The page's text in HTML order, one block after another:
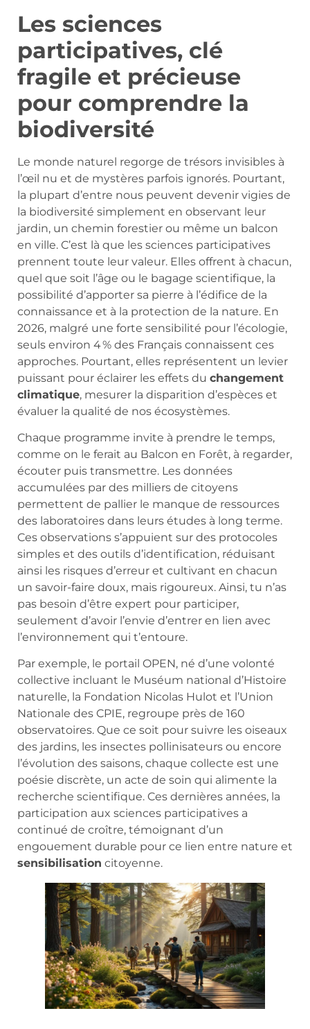
Les sciences
participatives, clé
fragile et précieuse
pour comprendre la
biodiversité
Le monde naturel regorge de trésors invisibles à
l’œil nu et de mystères parfois ignorés. Pourtant,
la plupart d’entre nous peuvent devenir vigies de
la biodiversité simplement en observant leur
jardin, un chemin forestier ou même un balcon
en ville. C’est là que les sciences participatives
prennent toute leur valeur. Elles offrent à chacun,
quel que soit l’âge ou le bagage scientifique, la
possibilité d’apporter sa pierre à l’édifice de la
connaissance et à la protection de la nature. En
2026, malgré une forte sensibilité pour l’écologie,
seuls environ 4 % des Français connaissent ces
approches. Pourtant, elles représentent un levier
puissant pour éclairer les effets du changement
climatique, mesurer la disparition d’espèces et
évaluer la qualité de nos écosystèmes.
Chaque programme invite à prendre le temps,
comme on le ferait au Balcon en Forêt, à regarder,
écouter puis transmettre. Les données
accumulées par des milliers de citoyens
permettent de pallier le manque de ressources
des laboratoires dans leurs études à long terme.
Ces observations s’appuient sur des protocoles
simples et des outils d’identification, réduisant
ainsi les risques d’erreur et cultivant en chacun
un savoir-faire doux, mais rigoureux. Ainsi, tu n’as
pas besoin d’être expert pour participer,
seulement d’avoir l’envie d’entrer en lien avec
l’environnement qui t’entoure.
Par exemple, le portail OPEN, né d’une volonté
collective incluant le Muséum national d’Histoire
naturelle, la Fondation Nicolas Hulot et l’Union
Nationale des CPIE, regroupe près de 160
observatoires. Que ce soit pour suivre les oiseaux
des jardins, les insectes pollinisateurs ou encore
l’évolution des saisons, chaque collecte est une
poésie discrète, un acte de soin qui alimente la
recherche scientifique. Ces dernières années, la
participation aux sciences participatives a
continué de croître, témoignant d’un
engouement durable pour ce lien entre nature et
sensibilisation citoyenne.